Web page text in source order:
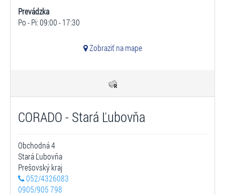
Prevádzka
Po - Pi: 09:00 - 17:30
Zobraziť na mape
CORADO - Stará Ľubovňa
Obchodná 4
Stará Ľubovňa
Prešovský kraj
052/4326083
0905/905 798